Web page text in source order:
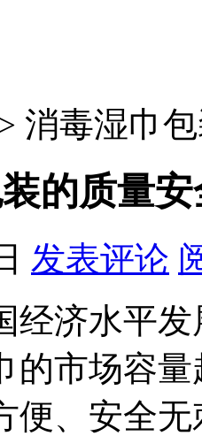
消毒湿巾
的质量
发表评论
济水平发
的市场容
便、安全